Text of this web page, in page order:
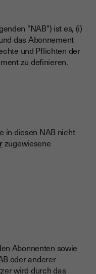
"NAB") ist es, (i)
das Abonnement
und Pflichten der
zu definieren.
in diesen NAB nicht
zugewiesene
Abonnenten sowie
oder anderer
wird durch das